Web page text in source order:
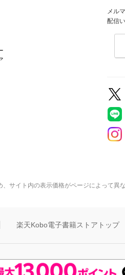
メル
配信
サイト内の表示価格がページによって異
楽天Kobo電子書籍ストアトップ